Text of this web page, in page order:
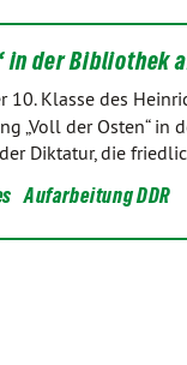
in der Bibliothek
10. Klasse des
„Voll der Osten“ in
Diktatur, die
Aufarbeitung DDR